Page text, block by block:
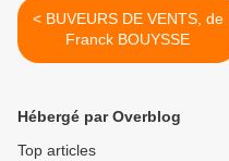
< BUVEURS DE VENTS, de
Franck BOUYSSE
Hébergé par Overblog
Top articles